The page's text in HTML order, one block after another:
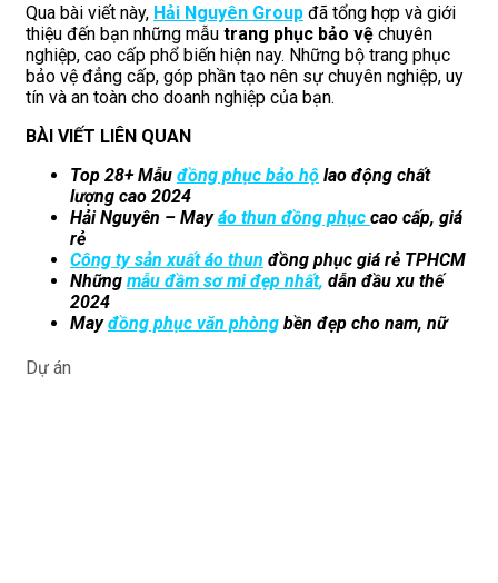
Qua bài viết này, Hải Nguyên Group đã tổng hợp và giới
thiệu đến bạn những mẫu trang phục bảo vệ chuyên
nghiệp, cao cấp phổ biến hiện nay. Những bộ trang phục
bảo vệ đẳng cấp, góp phần tạo nên sự chuyên nghiệp, uy
tín và an toàn cho doanh nghiệp của bạn.
BÀI VIẾT LIÊN QUAN
Top 28+ Mẫu đồng phục bảo hộ lao động chất
lượng cao 2024
Hải Nguyên – Mayáo thun đồng phục cao cấp, giá
rẻ
Công ty sản xuất áo thun đồng phục giá rẻ TPHCM
Những mẫu đầm sơ mi đẹp nhất, dẫn đầu xu thế
2024
Mayđồng phục văn phòng bền đẹp cho nam, nữ
Dự án